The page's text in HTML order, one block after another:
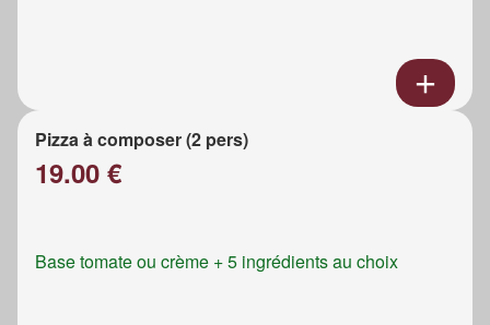
Pizza à composer (2 pers)
19.00 €
Base tomate ou crème + 5 ingrédients au choix